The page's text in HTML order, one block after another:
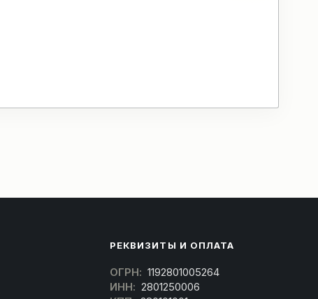
РЕКВИЗИТЫ И ОПЛАТА
ОГРН: 1192801005264
ИНН: 2801250006